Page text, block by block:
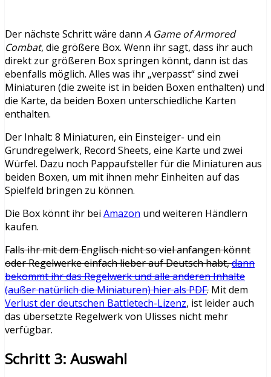
Der nächste Schritt wäre dann A Game of Armored
Combat, die größere Box. Wenn ihr sagt, dass ihr auch
direkt zur größeren Box springen könnt, dann ist das
ebenfalls möglich. Alles was ihr „verpasst“ sind zwei
Miniaturen (die zweite ist in beiden Boxen enthalten) und
die Karte, da beiden Boxen unterschiedliche Karten
enthalten.
Der Inhalt: 8 Miniaturen, ein Einsteiger- und ein
Grundregelwerk, Record Sheets, eine Karte und zwei
Würfel. Dazu noch Pappaufsteller für die Miniaturen aus
beiden Boxen, um mit ihnen mehr Einheiten auf das
Spielfeld bringen zu können.
Die Box könnt ihr bei Amazon und weiteren Händlern
kaufen.
Falls ihr mit dem Englisch nicht so viel anfangen könnt
oder Regelwerke einfach lieber auf Deutsch habt,dann
bekommt ihr das Regelwerk und alle anderen Inhalte
(außer natürlich die Miniaturen) hier als PDF. Mit dem
Verlust der deutschen Battletech-Lizenz, ist leider auch
das übersetzte Regelwerk von Ulisses nicht mehr
verfügbar.
Schritt 3: Auswahl